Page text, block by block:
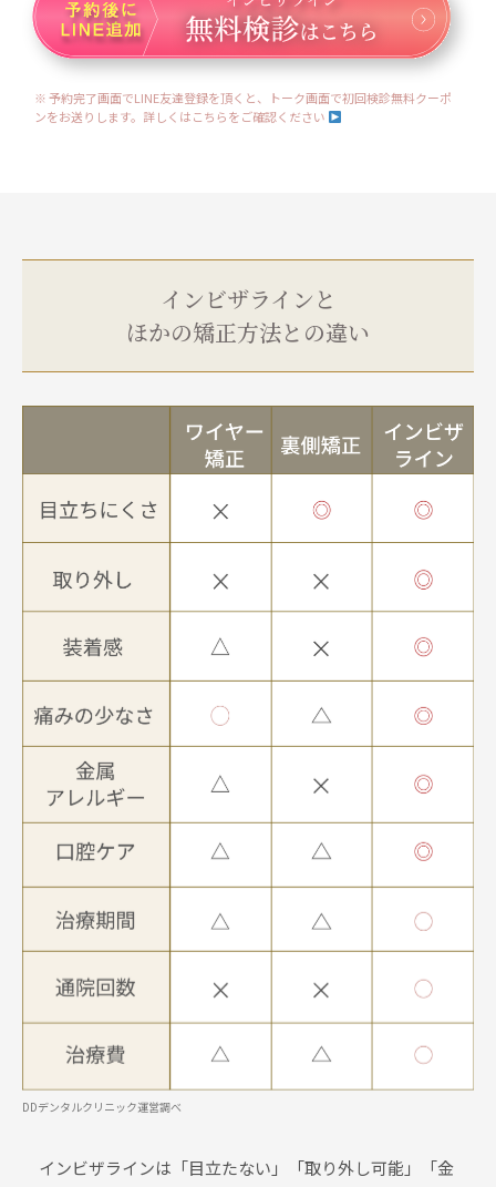
※ 予約完了画面でLINE友達登録を頂くと、トーク画面で初回検診無料クーポ
ンをお送りします。詳しくはこちらをご確認ください
インビザラインと
ほかの矯正方法との違い
DDデンタルクリニック運営調べ
インビザラインは「目立たない」「取り外し可能」「金